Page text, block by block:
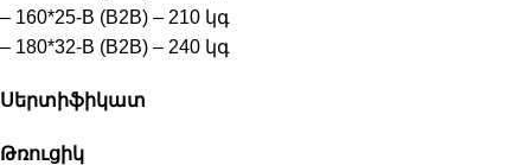
– 160*25-B (B2B) – 210 կգ
– 180*32-B (B2B) – 240 կգ
Սերտիֆիկատ
Թռուցիկ